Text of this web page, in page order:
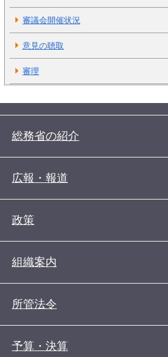
審議会開催状況
意見の聴取
審理
総務省の紹介
広報・報道
政策
組織案内
所管法令
予算・決算